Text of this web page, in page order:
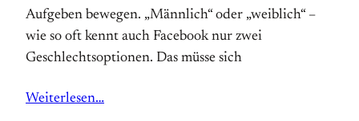
Aufgeben bewegen. „Männlich“ oder „weiblich“ –
wie so oft kennt auch Facebook nur zwei
Geschlechtsoptionen. Das müsse sich
Weiterlesen…